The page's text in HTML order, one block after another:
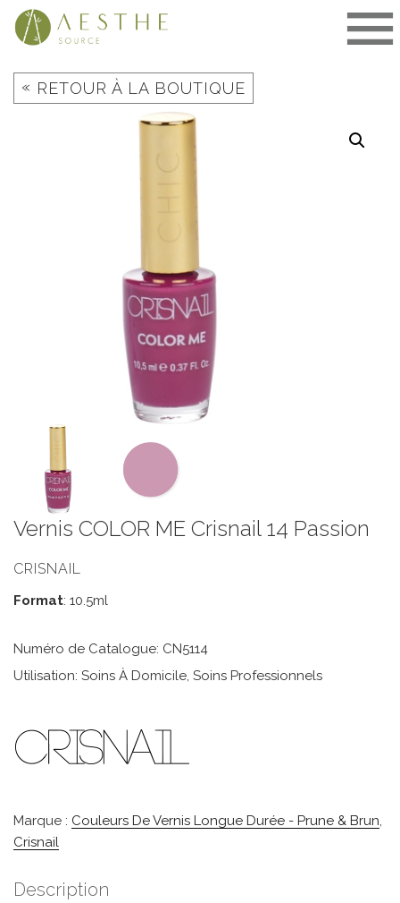
Aller
« RETOUR À LA BOUTIQUE
Vernis COLOR ME Crisnail 14 Passion
CRISNAIL
Format: 10.5ml
Numéro de Catalogue: CN5114
Utilisation: Soins À Domicile, Soins Professionnels
Marque : Couleurs De Vernis Longue Durée - Prune & Brun,
Crisnail
Description